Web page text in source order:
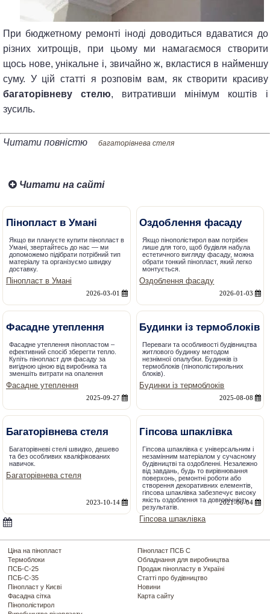
При бюджетному ремонті іноді доводиться вдаватися до
різних хитрощів, при цьому ми намагаємося створити
щось нове, унікальне і, звичайно ж, вкластися в найменшу
суму. У цій статті я розповім вам, як створити красиву
багаторівневу стелю, витративши мінімум коштів і
зусиль.
Читати повністю багаторівнева стеля
Читати на сайті
Пінопласт в Умані
Якщо ви плануєте купити пінопласт в
Умані, звертайтесь до нас — ми
допоможемо підібрати потрібний тип
матеріалу та організуємо швидку
доставку.
Пінопласт в Умані
2026-03-01
Оздоблення фасаду
Якщо пінополістирол вам потрібен
лише для того, щоб будівля набула
естетичного вигляду фасаду, можна
обрати тонкий пінопласт, який легко
монтується.
Оздоблення фасаду
2026-01-03
Фасадне утеплення
Фасадне утеплення пінопластом –
ефективний спосіб зберегти тепло.
Купіть пінопласт для фасаду за
вигідною ціною від виробника та
зменшіть витрати на опалення
Фасадне утеплення
2025-09-27
Будинки із термоблоків
Переваги та особливості будівництва
житлового будинку методом
незнімної опалубки. Будинків із
термоблоків (пінополістирольних
блоків).
Будинки із термоблоків
2025-08-08
Багаторівнева стеля
Багаторівневі стелі швидко, дешево
та без особливих кваліфікованих
навичок.
Багаторівнева стеля
2023-10-14
Гіпсова шпаклівка
Гіпсова шпаклівка є універсальним і
незамінним матеріалом у сучасному
будівництві та оздобленні. Незалежно
від завдань, будь то вирівнювання
поверхонь, ремонтні роботи або
створення декоративних елементів,
гіпсова шпаклівка забезпечує високу
якість оздоблення та довговічність
результатів.
Гіпсова шпаклівка
2021-06-04
Ціна на пінопласт
Термоблоки
ПСБ-С-25
ПСБ-С-35
Пінопласт у Києві
Фасадна сітка
Пінополістирол
Пінопласт ПСБ С
Обладнання для виробництва
Продаж пінопласту в Україні
Статті про будівництво
Новини
Карта сайту